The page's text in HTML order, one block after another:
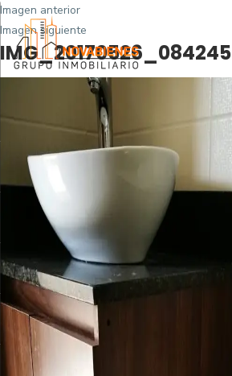
Imagen anterior
Imagen siguiente
IMG_20170526_084245